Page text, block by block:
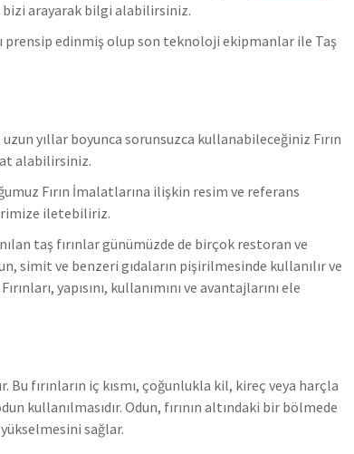
bizi arayarak bilgi alabilirsiniz.
edinmiş olup son teknoloji ekipmanlar ile Taş
yıllar boyunca sorunsuzca kullanabileceğiniz Fırın
alabilirsiniz.
Fırın İmalatlarına ilişkin resim ve referans
iletebiliriz.
taş fırınlar günümüzde de birçok restoran ve
simit ve benzeri gıdaların pişirilmesinde kullanılır ve
yapısını, kullanımını ve avantajlarını ele
Bu fırınların iç kısmı, çoğunlukla kil, kireç veya harçla
kullanılmasıdır. Odun, fırının altındaki bir bölmede
yükselmesini sağlar.